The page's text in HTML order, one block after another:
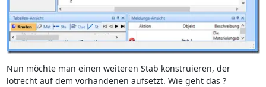
Nun möchte man einen weiteren Stab konstruieren, der
lotrecht auf dem vorhandenen aufsetzt. Wie geht das ?